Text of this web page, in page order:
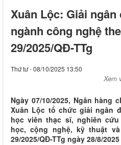
Xuân Lộc: Giải
ngành công nghệ
29/2025/QĐ-TTg
Thứ tư - 08/10/2025 13:50
Xem
Ngày 07/10/2025, Ngân hàng
Xuân Lộc tổ chức giải ngân
học viên thạc sĩ, nghiên
học, cộng nghệ, kỹ thuật
29/2025/QĐ-TTg ngày 28/8/